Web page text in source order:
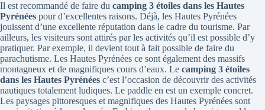
Il est recommandé de faire du camping 3 étoiles dans les Hautes
Pyrénées pour d’excellentes raisons. Déjà, les Hautes Pyrénées
jouissent d’une excellente réputation dans le cadre du tourisme. Par
ailleurs, les visiteurs sont attirés par les activités qu’il est possible d’y
pratiquer. Par exemple, il devient tout à fait possible de faire du
parachutisme. Les Hautes Pyrénées ce sont également des massifs
montagneux et de magnifiques cours d’eaux. Le camping 3 étoiles
dans les Hautes Pyrénées c’est l’occasion de découvrir des activités
nautiques totalement ludiques. Le paddle en est un exemple concret.
Les paysages pittoresques et magnifiques des Hautes Pyrénées sont